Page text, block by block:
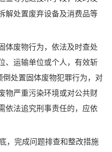
解处置废弃设备及消费品等
体废物行为，依法及时查处
、运输单位或个人，有效斩
倒处置固体废物犯罪行为，对
物严重污染环境或对公共财
依法追究刑事责任的，应依
，完成问题排查和整改措施